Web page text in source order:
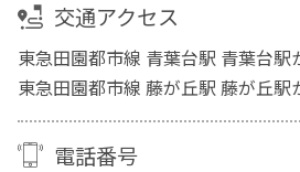
交通アクセス
東急田園都市線 青葉台駅 青葉台駅
東急田園都市線 藤が丘駅 藤が丘駅
電話番号